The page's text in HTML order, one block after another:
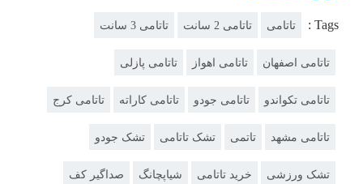
Tags : تاتامی تاتامی 2 سانت تاتامی 3 سانت
تاتامی اصفهان تاتامی اهواز تاتامی پازلی
تاتامی تکواندو تاتامی جودو تاتامی کاراته تاتامی کرج
تاتامی مشهد تاتمی تشک تاتامی تشک جودو
تشک ورزشی خرید تاتامی شیاپچانگ صداگیر کف